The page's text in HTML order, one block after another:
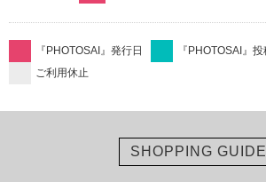
『PHOTOSAI』発行日
『PHOTOSAI』
ご利用休止
SHOPPING GUIDE